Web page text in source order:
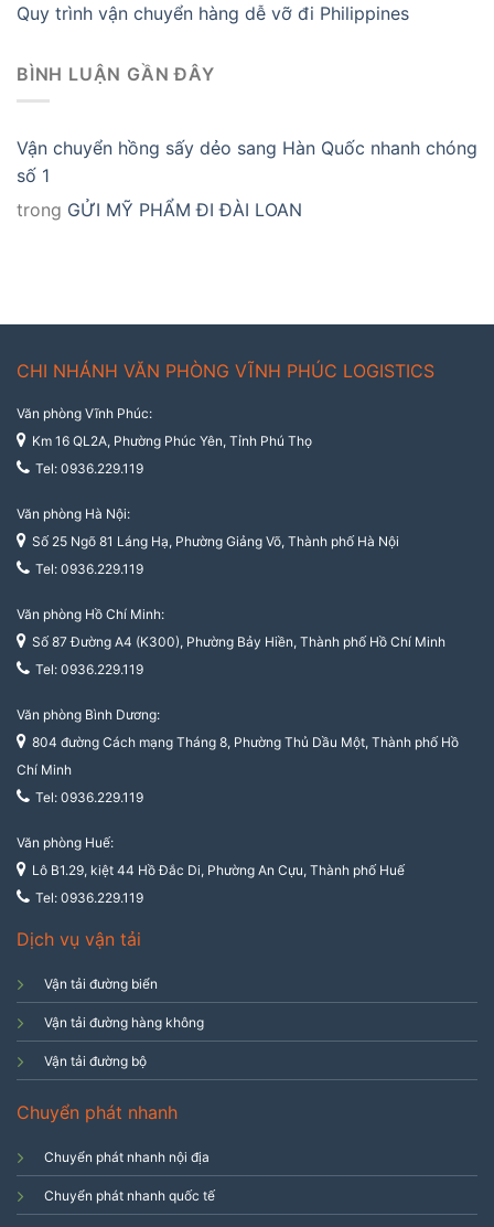
Quy trình vận chuyển hàng dễ vỡ đi Philippines
BÌNH LUẬN GẦN ĐÂY
Vận chuyển hồng sấy dẻo sang Hàn Quốc nhanh chóng
số 1
trong GỬI MỸ PHẨM ĐI ĐÀI LOAN
CHI NHÁNH VĂN PHÒNG VĨNH PHÚC LOGISTICS
Văn phòng Vĩnh Phúc:
Km 16 QL2A, Phường Phúc Yên, Tỉnh Phú Thọ
Tel: 0936.229.119
Văn phòng Hà Nội:
Số 25 Ngõ 81 Láng Hạ, Phường Giảng Võ, Thành phố Hà Nội
Tel: 0936.229.119
Văn phòng Hồ Chí Minh:
Số 87 Đường A4 (K300), Phường Bảy Hiền, Thành phố Hồ Chí Minh
Tel: 0936.229.119
Văn phòng Bình Dương:
804 đường Cách mạng Tháng 8, Phường Thủ Dầu Một, Thành phố Hồ
Chí Minh
Tel: 0936.229.119
Văn phòng Huế:
Lô B1.29, kiệt 44 Hồ Đắc Di, Phường An Cựu, Thành phố Huế
Tel: 0936.229.119
Dịch vụ vận tải
Vận tải đường biển
Vận tải đường hàng không
Vận tải đường bộ
Chuyển phát nhanh
Chuyển phát nhanh nội địa
Chuyển phát nhanh quốc tế